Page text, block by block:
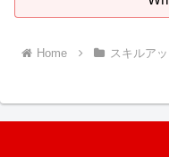
Home スキルア